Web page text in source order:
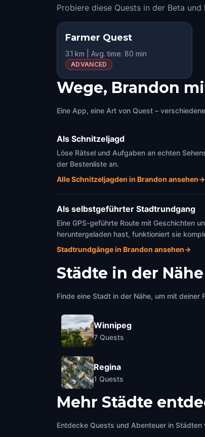
Probiere diese Quests in der Beta
Farmer Quest
3.1 km | Avg. time: 80 min
ADVANCED
Wege, Brandon
Eine App, eine Art von Quest –
Als Schnitzeljagd
Löse Rätsel und Aufgaben an echten
der Bestenliste an.
Alle Schnitzeljagden in Brandon ansehen→
Als selbstgeführter Stadtrundgang
Eine GPS-geführte Route mit Geschichten
heruntergeladen hast, funktioniert sie
Stadtrundgänge in Brandon ansehen→
Städte in der Nähe
Finde eine Stadt in der Nähe, um mit deiner
Winnipeg
7 Quests
Regina
1 Quests
Mehr Städte
Entdecke Quests und Abenteuer in